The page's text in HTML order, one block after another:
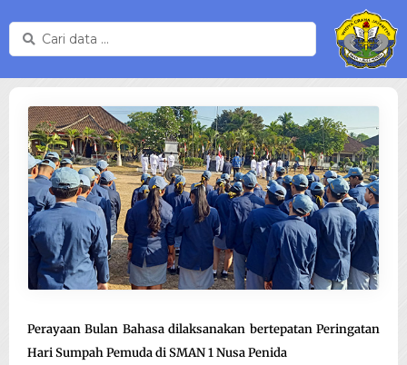
content
Search
...
Perayaan Bulan Bahasa dilaksanakan bertepatan Peringatan
Hari Sumpah Pemuda di SMAN 1 Nusa Penida